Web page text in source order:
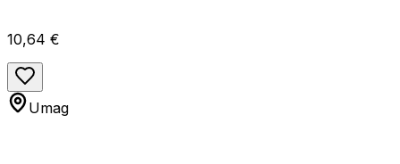
10,64 €
Umag